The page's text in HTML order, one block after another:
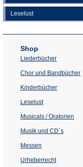
Leselust
Shop
Liederbücher
Chor und Bandbücher
Kinderbücher
Leselust
Musicals / Oratorien
Musik und CD´s
Messen
Urheberrecht